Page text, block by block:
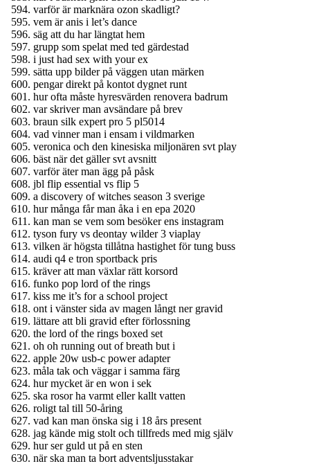
varför är marknära ozon skadligt?
vem är anis i let’s dance
säg att du har längtat hem
grupp som spelat med ted gärdestad
i just had sex with your ex
sätta upp bilder på väggen utan märken
pengar direkt på kontot dygnet runt
hur ofta måste hyresvärden renovera badrum
var skriver man avsändare på brev
braun silk expert pro 5 pl5014
vad vinner man i ensam i vildmarken
veronica och den kinesiska miljonären svt play
bäst när det gäller svt avsnitt
varför äter man ägg på påsk
jbl flip essential vs flip 5
a discovery of witches season 3 sverige
hur många får man åka i en epa 2020
kan man se vem som besöker ens instagram
tyson fury vs deontay wilder 3 viaplay
vilken är högsta tillåtna hastighet för tung buss
audi q4 e tron sportback pris
kräver att man växlar rätt korsord
funko pop lord of the rings
kiss me it’s for a school project
ont i vänster sida av magen långt ner gravid
lättare att bli gravid efter förlossning
the lord of the rings boxed set
oh oh running out of breath but i
apple 20w usb-c power adapter
måla tak och väggar i samma färg
hur mycket är en won i sek
ska rosor ha varmt eller kallt vatten
roligt tal till 50-åring
vad kan man önska sig i 18 års present
jag kände mig stolt och tillfreds med mig själv
hur ser guld ut på en sten
när ska man ta bort adventsljusstakar